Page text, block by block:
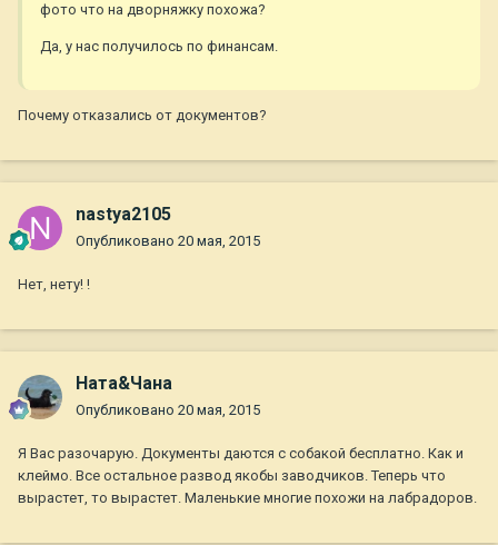
фото что на дворняжку похожа?
Да, у нас получилось по финансам.
Почему отказались от документов?
nastya2105
Опубликовано 20 мая, 2015
Нет, нету! !
Ната&Чана
Опубликовано 20 мая, 2015
Я Вас разочарую. Документы даются с собакой бесплатно. Как и
клеймо. Все остальное развод якобы заводчиков. Теперь что
вырастет, то вырастет. Маленькие многие похожи на лабрадоров.